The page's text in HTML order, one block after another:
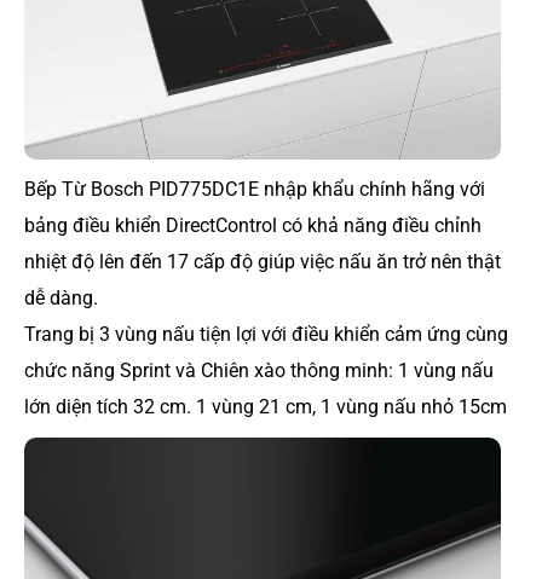
Bếp Từ Bosch PID775DC1E nhập khẩu chính hãng với
bảng điều khiển DirectControl có khả năng điều chỉnh
nhiệt độ lên đến 17 cấp độ giúp việc nấu ăn trở nên thật
dễ dàng.
Trang bị 3 vùng nấu tiện lợi với điều khiển cảm ứng cùng
chức năng Sprint và Chiên xào thông minh: 1 vùng nấu
lớn diện tích 32 cm. 1 vùng 21 cm, 1 vùng nấu nhỏ 15cm